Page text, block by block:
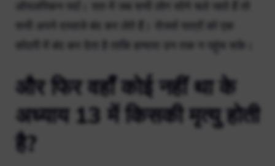
ऑयलस्किन पर्दा। रात में जब सभी लोग सोने चले जाते हैं तो
सभी अपने दरवाजे बंद कर लेते हैं। रोजर्स पात्रों को एक
कोठरी में बंद कर देता है ताकि हत्यारा उन तक न पहुंच सके।
और फिर वहाँ कोई नहीं था के
अध्याय 13 में किसकी मृत्यु होती
है?